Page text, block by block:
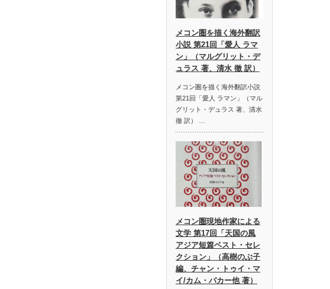
メコン圏を描く海外翻訳
小説 第21回「愛人 ラマ
ン」（マルグリット・デ
ュラス 著、清水 徹 訳）
メコン圏を描く海外翻訳小説
第21回「愛人 ラマン」（マル
グリット・デュラス 著、清水
徹 訳） …
メコン圏現地作家による
文学 第17回「天国の風
アジア短篇ベスト・セレ
クション」（高樹のぶ子
編、チャン・トゥイ・マ
イ/カム・パカー他 著）